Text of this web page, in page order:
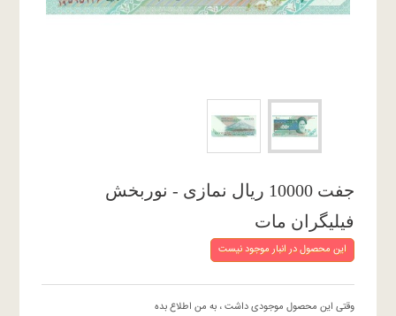
جفت 10000 ریال نمازی - نوربخش
فیلیگران مات
این محصول در انبار موجود نیست
وقتی این محصول موجودی داشت ، به من اطلاع بده